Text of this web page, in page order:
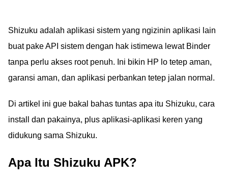
Shizuku adalah aplikasi sistem yang ngizinin aplikasi lain
buat pake API sistem dengan hak istimewa lewat Binder
tanpa perlu akses root penuh. Ini bikin HP lo tetep aman,
garansi aman, dan aplikasi perbankan tetep jalan normal.
Di artikel ini gue bakal bahas tuntas apa itu Shizuku, cara
install dan pakainya, plus aplikasi-aplikasi keren yang
didukung sama Shizuku.
Apa Itu Shizuku APK?